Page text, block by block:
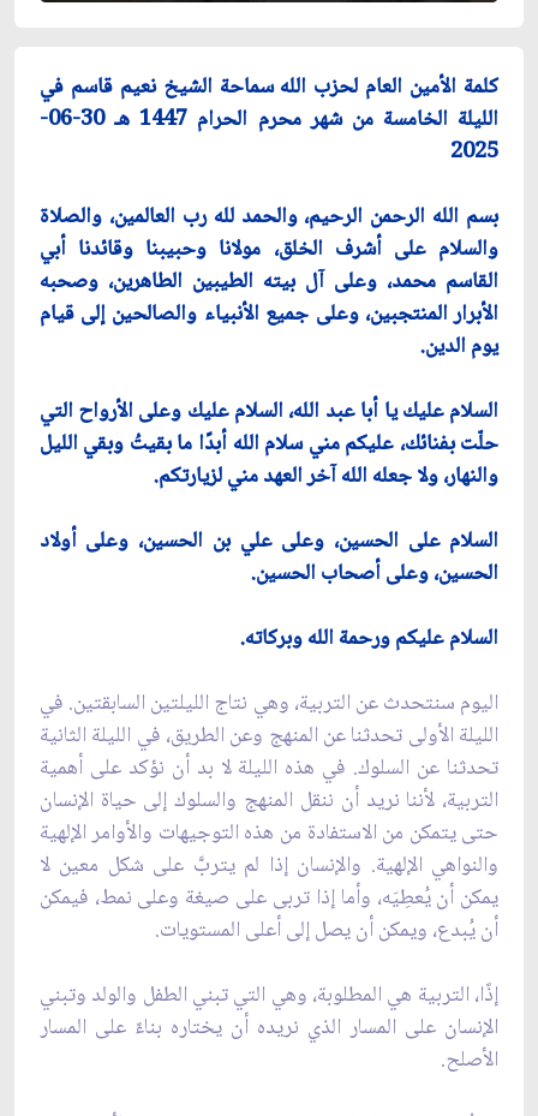
كلمة الأمين العام لحزب الله سماحة الشيخ نعيم قاسم في
الليلة الخامسة من شهر ‏محرم الحرام 1447 هـ 30-06-
2025
بسم الله الرحمن الرحيم، والحمد لله رب العالمين، والصلاة
والسلام على أشرف الخلق، مولانا وحبيبنا وقائدنا أبي
القاسم محمد، وعلى آل بيته الطيبين الطاهرين، وصحبه
الأبرار المنتجبين، وعلى جميع الأنبياء والصالحين إلى قيام
يوم الدين.
السلام عليك يا أبا عبد الله، السلام عليك وعلى الأرواح التي
حلّت بفنائك، عليكم مني سلام الله أبدًا ما بقيتُ وبقي الليل
والنهار، ولا جعله الله آخر العهد مني لزيارتكم.
السلام على الحسين، وعلى علي بن الحسين، وعلى أولاد
الحسين، وعلى أصحاب الحسين.
السلام عليكم ورحمة الله وبركاته.
اليوم سنتحدث عن التربية، وهي نتاج الليلتين السابقتين. في
الليلة الأولى تحدثنا عن المنهج وعن الطريق، في الليلة الثانية
تحدثنا عن السلوك. في هذه الليلة لا بد أن نؤكد على أهمية
التربية، لأننا نريد أن ننقل المنهج والسلوك إلى حياة الإنسان
حتى يتمكن من الاستفادة من هذه التوجيهات والأوامر الإلهية
والنواهي الإلهية. والإنسان إذا لم يتربَّ على شكل معين لا
يمكن أن يُعطِيَه، وأما إذا تربى على صيغة وعلى نمط، فيمكن
أن يُبدع، ويمكن أن يصل إلى أعلى المستويات.
إذًا، التربية هي المطلوبة، وهي التي تبني الطفل والولد وتبني
الإنسان على المسار الذي نريده أن يختاره بناءً على المسار
الأصلح.